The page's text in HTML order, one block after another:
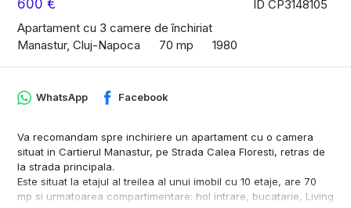
ID CP3148105
600 €
Apartament cu 3 camere de închiriat
Manastur, Cluj-Napoca
70 mp 1980
WhatsApp Facebook
Va recomandam spre inchiriere un apartament cu o camera
situat in Cartierul Manastur, pe Strada Calea Floresti, retras de
la strada principala.
Este situat la etajul al treilea al unui imobil cu 10 etaje, are 70
mp si urmatoarea compartimentare: hol intrare, bucatarie, Living